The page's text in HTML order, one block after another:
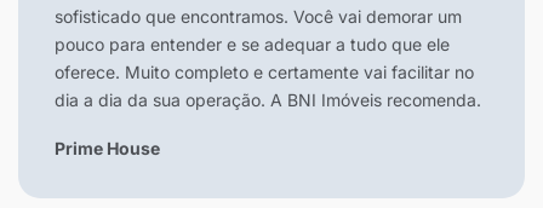
sofisticado que encontramos. Você vai demorar um
pouco para entender e se adequar a tudo que ele
oferece. Muito completo e certamente vai facilitar no
dia a dia da sua operação. A BNI Imóveis recomenda.
Prime House